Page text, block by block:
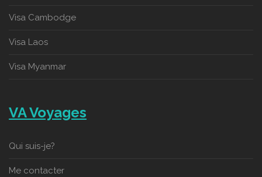
Visa Cambodge
Visa Laos
Visa Myanmar
VA Voyages
Qui suis-je?
Me contacter